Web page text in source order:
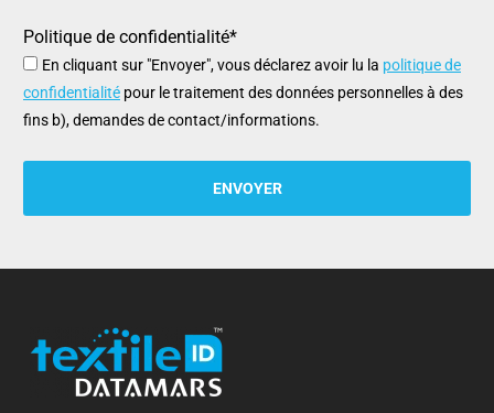
Politique de confidentialité*
En cliquant sur "Envoyer", vous déclarez avoir lu la politique de
confidentialité pour le traitement des données personnelles à des
fins b), demandes de contact/informations.